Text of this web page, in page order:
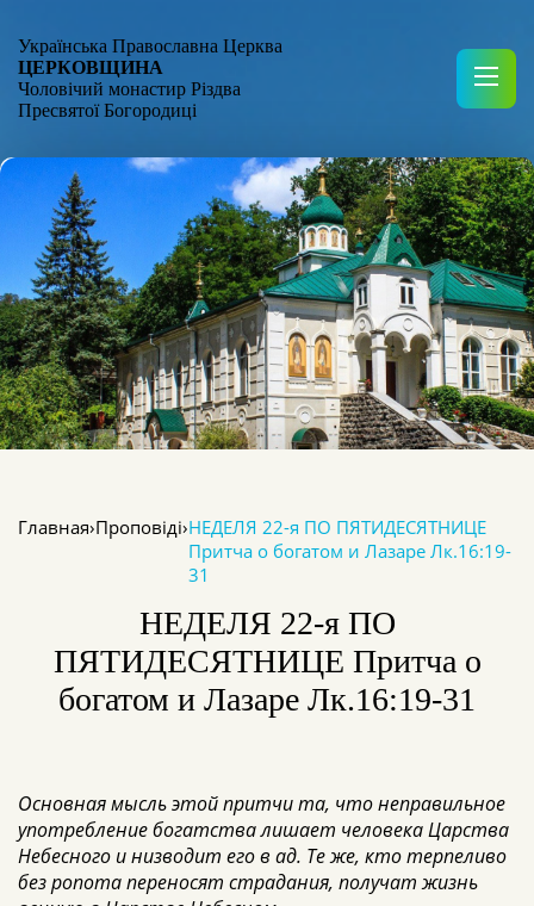
Українська Православна Церква
ЦЕРКОВЩИНА
Чоловічий монастир Різдва
Пресвятої Богородиці
Главная›Проповіді›НЕДЕЛЯ 22-я ПО ПЯТИДЕСЯТНИЦЕ
Притча о богатом и Лазаре Лк.16:19-
31
НЕДЕЛЯ 22-я ПО
ПЯТИДЕСЯТНИЦЕ Притча о
богатом и Лазаре Лк.16:19-31
Основная мысль этой притчи та, что неправильное
употребление богатства лишает человека Царства
Небесного и низводит его в ад. Те же, кто терпеливо
без ропота переносят страдания, получат жизнь